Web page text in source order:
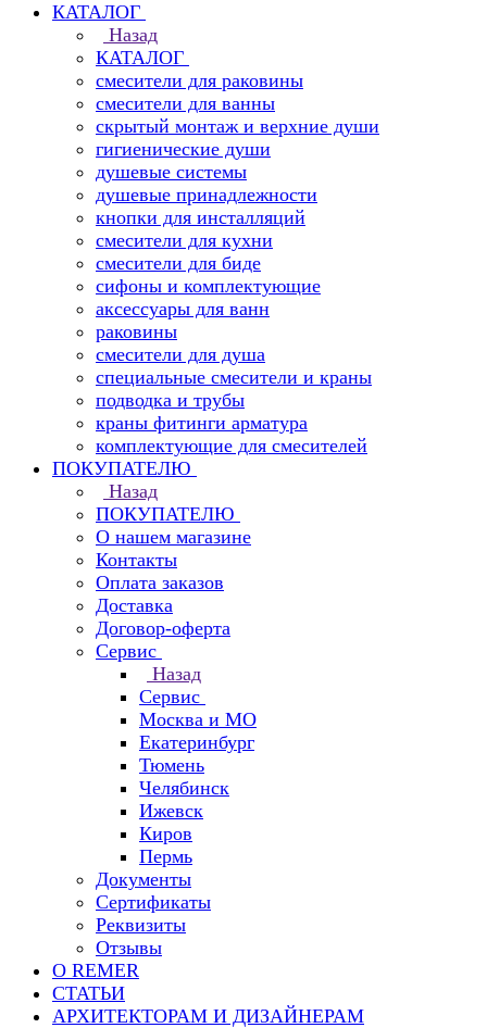
КАТАЛОГ
Назад
КАТАЛОГ
смесители для раковины
смесители для ванны
скрытый монтаж и верхние души
гигиенические души
душевые системы
душевые принадлежности
кнопки для инсталляций
смесители для кухни
смесители для биде
сифоны и комплектующие
аксессуары для ванн
раковины
смесители для душа
специальные смесители и краны
подводка и трубы
краны фитинги арматура
комплектующие для смесителей
ПОКУПАТЕЛЮ
Назад
ПОКУПАТЕЛЮ
О нашем магазине
Контакты
Оплата заказов
Доставка
Договор-оферта
Сервис
Назад
Сервис
Москва и МО
Екатеринбург
Тюмень
Челябинск
Ижевск
Киров
Пермь
Документы
Сертификаты
Реквизиты
Отзывы
О REMER
СТАТЬИ
АРХИТЕКТОРАМ И ДИЗАЙНЕРАМ